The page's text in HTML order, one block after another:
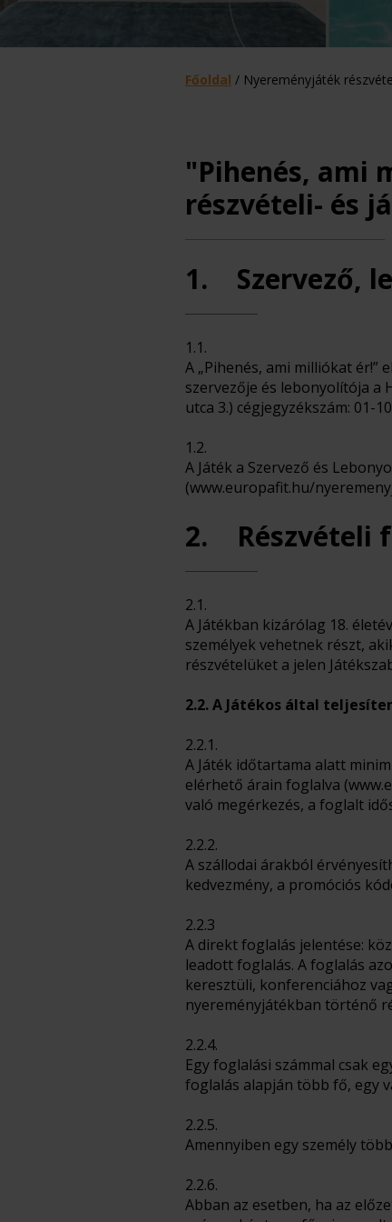
Főoldal / Nyereményjáték
"Pihenés, ami
részvételi- és
1. Szervező,
1.1.
A „Pihenés, ami milliókat ér!”
szervezője és lebonyolítója a
utca 3.) cégjegyzékszám: 01-
1.2.
A Játék a Szervező és
(www.europafit.hu/
2. Részvételi
2.1.
A Játékban kizárólag 18.
személyek vehetnek részt,
részvételüket a jelen
2.2. A Játékos által
2.2.1.
A Játék időtartama alatt
elérhető árain foglalva
való megérkezés, a foglalt
2.2.2.
A szállodai árakból
kedvezmény, a promóciós
2.2.3
A direkt foglalás jelentése:
leadott foglalás. A foglalás
keresztüli, konferenciához
nyereményjátékban történő
2.2.4.
Egy foglalási számmal csak
foglalás alapján több fő, egy
2.2.5.
Amennyiben egy személy
2.2.6.
Abban az esetben, ha az